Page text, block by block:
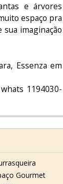
e árvores
espaço pra
imaginação
Essenza em
1194030-
Gourmet